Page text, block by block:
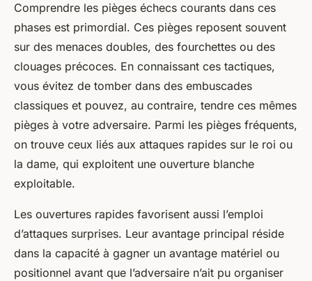
Comprendre les pièges échecs courants dans ces
phases est primordial. Ces pièges reposent souvent
sur des menaces doubles, des fourchettes ou des
clouages précoces. En connaissant ces tactiques,
vous évitez de tomber dans des embuscades
classiques et pouvez, au contraire, tendre ces mêmes
pièges à votre adversaire. Parmi les pièges fréquents,
on trouve ceux liés aux attaques rapides sur le roi ou
la dame, qui exploitent une ouverture blanche
exploitable.
Les ouvertures rapides favorisent aussi l’emploi
d’attaques surprises. Leur avantage principal réside
dans la capacité à gagner un avantage matériel ou
positionnel avant que l’adversaire n’ait pu organiser